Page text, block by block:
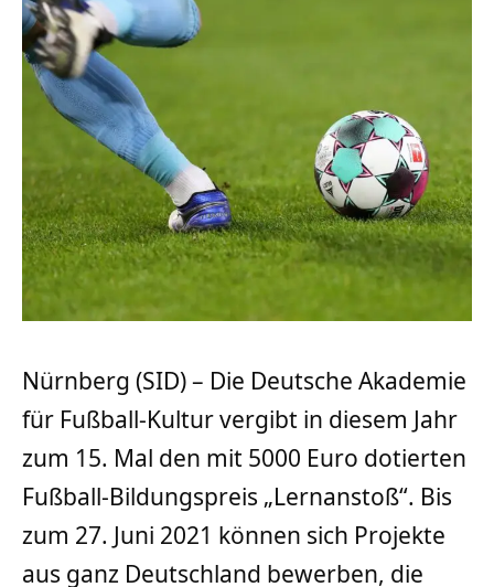
Nürnberg (SID) – Die Deutsche Akademie
für Fußball-Kultur vergibt in diesem Jahr
zum 15. Mal den mit 5000 Euro dotierten
Fußball-Bildungspreis „Lernanstoß“. Bis
zum 27. Juni 2021 können sich Projekte
aus ganz Deutschland bewerben, die